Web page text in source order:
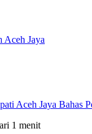
Aceh Jaya
Jaya Bahas
1 menit